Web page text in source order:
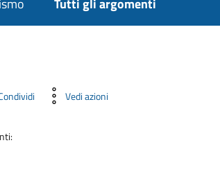
Tutti gli argomenti
Vedi azioni